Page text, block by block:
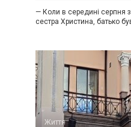
— Коли в середині серпня
сестра Христина, батько
Життя